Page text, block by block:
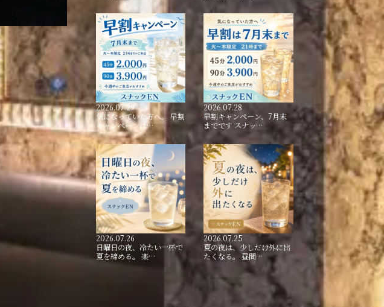
2026.07.29
気になっていた方へ。 早割
キャンペーンは…
2026.07.28
早割キャンペーン、7月末
までです スナッ…
2026.07.26
日曜日の夜、冷たい一杯で
夏を締める。 楽…
2026.07.25
夏の夜は、少しだけ外に出
たくなる。 昼間…